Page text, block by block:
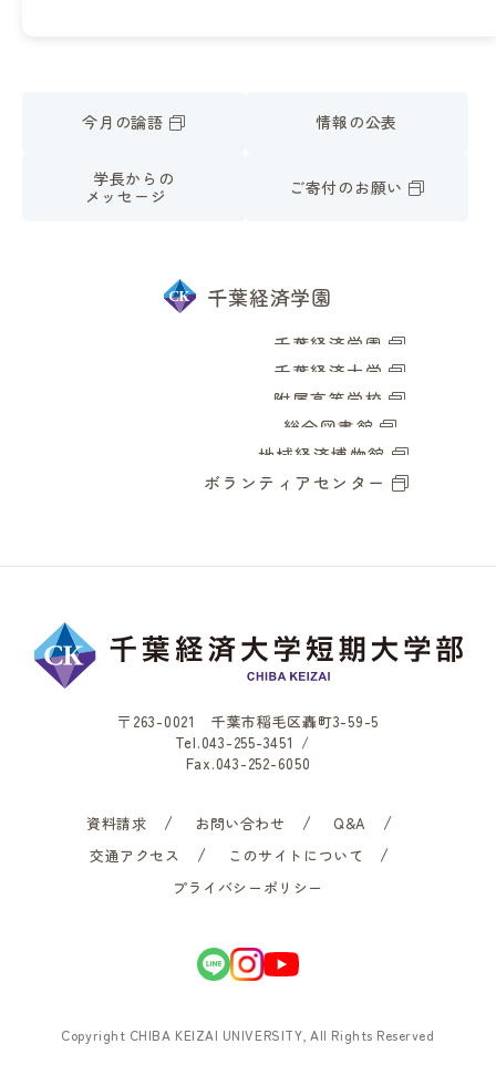
今月の論語 情報の公表
学長からの
メッセージ
ご寄付のお願い
千葉経済学園
千葉経済学園
千葉経済大学
附属高等学校
総合図書館
地域経済博物館
ボランティアセンター
〒263-0021 千葉市稲毛区轟町3-59-5
Tel.043-255-3451 /
Fax.043-252-6050
資料請求 お問い合わせ
Q&A
交通アクセス
このサイトについて
プライバシーポリシー
Copyright CHIBA KEIZAI UNIVERSITY, All Rights Reserved